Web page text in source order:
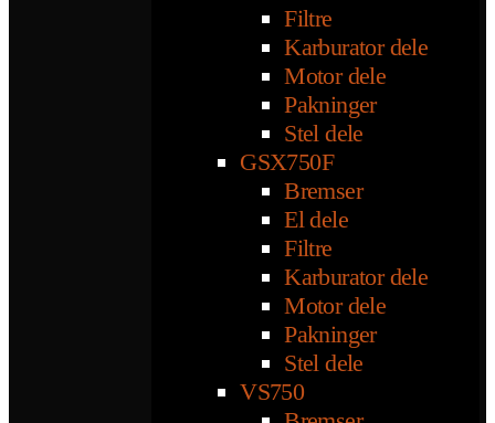
Filtre
Karburator dele
Motor dele
Pakninger
Stel dele
GSX750F
Bremser
El dele
Filtre
Karburator dele
Motor dele
Pakninger
Stel dele
VS750